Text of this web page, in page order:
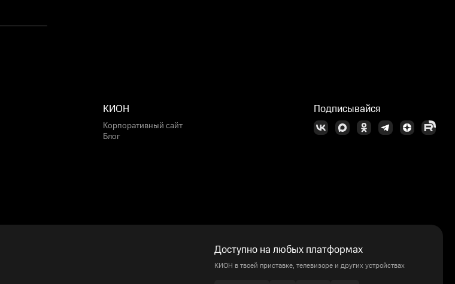
КИОН
Корпоративный сайт
Блог
Подписывайся
Доступно на любых платформах
КИОН в твоей приставке, телевизоре и других устройствах